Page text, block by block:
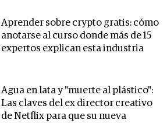
Aprender sobre crypto gratis: cómo
anotarse al curso donde más de 15
expertos explican esta industria
Agua en lata y "muerte al plástico":
Las claves del ex director creativo
de Netflix para que su nueva